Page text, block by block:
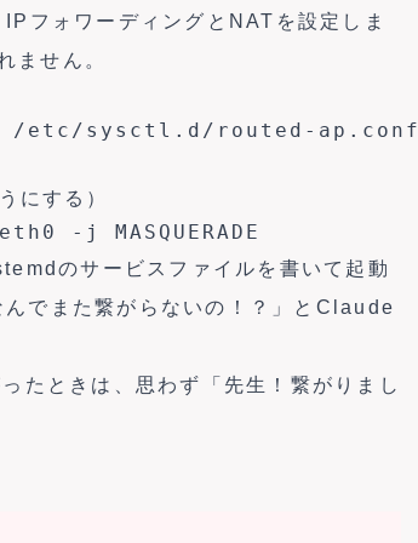
フォワーディングとNATを設定しま
ません。
/etc/sysctl.d/routed-ap.conf
にする）
-j MASQUERADE
のサービスファイルを書いて起動
でまた繋がらないの！？」とClaude
たときは、思わず「先生！繋がりまし